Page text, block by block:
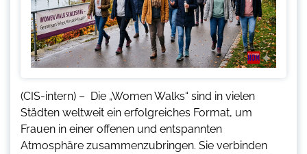
(CIS-intern) – Die „Women Walks“ sind in vielen
Städten weltweit ein erfolgreiches Format, um
Frauen in einer offenen und entspannten
Atmosphäre zusammenzubringen. Sie verbinden